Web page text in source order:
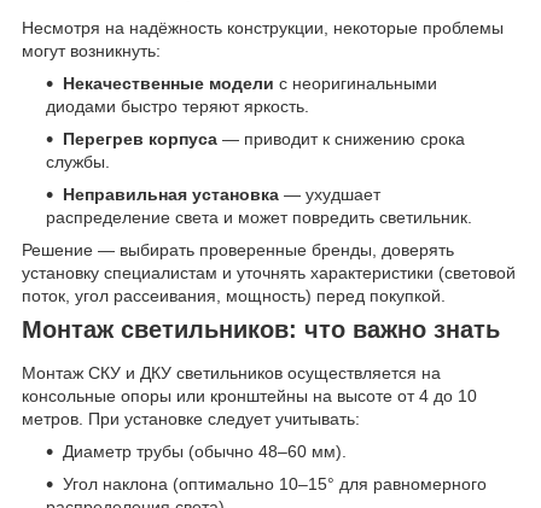
Несмотря на надёжность конструкции, некоторые проблемы
могут возникнуть:
Некачественные модели с неоригинальными
диодами быстро теряют яркость.
Перегрев корпуса — приводит к снижению срока
службы.
Неправильная установка — ухудшает
распределение света и может повредить светильник.
Решение — выбирать проверенные бренды, доверять
установку специалистам и уточнять характеристики (световой
поток, угол рассеивания, мощность) перед покупкой.
Монтаж светильников: что важно знать
Монтаж СКУ и ДКУ светильников осуществляется на
консольные опоры или кронштейны на высоте от 4 до 10
метров. При установке следует учитывать:
Диаметр трубы (обычно 48–60 мм).
Угол наклона (оптимально 10–15° для равномерного